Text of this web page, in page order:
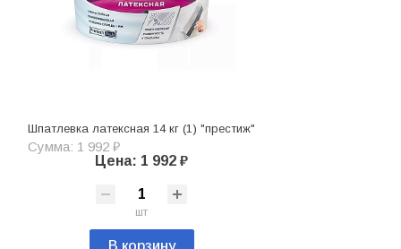
Шпатлевка латексная 14 кг (1) "престиж"
Сумма: 1 992 ₽
Цена: 1 992 ₽
шт